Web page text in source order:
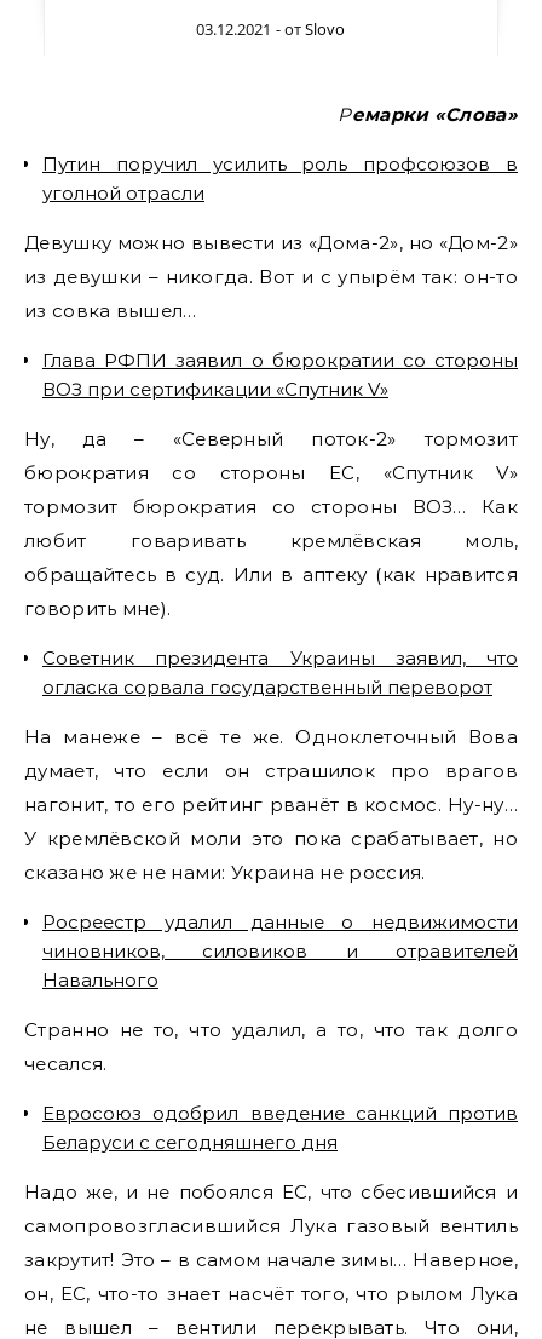
03.12.2021 - отSlovo
Ремарки «Слова»
Путин поручил усилить роль профсоюзов в
уголной отрасли
Девушку можно вывести из «Дома-2», но «Дом-2»
из девушки – никогда. Вот и с упырём так: он-то
из совка вышел…
Глава РФПИ заявил о бюрократии со стороны
ВОЗ при сертификации «Спутник V»
Ну, да – «Северный поток-2» тормозит
бюрократия со стороны ЕС, «Спутник V»
тормозит бюрократия со стороны ВОЗ… Как
любит говаривать кремлёвская моль,
обращайтесь в суд. Или в аптеку (как нравится
говорить мне).
Советник президента Украины заявил, что
огласка сорвала государственный переворот
На манеже – всё те же. Одноклеточный Вова
думает, что если он страшилок про врагов
нагонит, то его рейтинг рванёт в космос. Ну-ну…
У кремлёвской моли это пока срабатывает, но
сказано же не нами: Украина не россия.
Росреестр удалил данные о недвижимости
чиновников, силовиков и отравителей
Навального
Странно не то, что удалил, а то, что так долго
чесался.
Евросоюз одобрил введение санкций против
Беларуси с сегодняшнего дня
Надо же, и не побоялся ЕС, что сбесившийся и
самопровозгласившийся Лука газовый вентиль
закрутит! Это – в самом начале зимы… Наверное,
он, ЕС, что-то знает насчёт того, что рылом Лука
не вышел – вентили перекрывать. Что они,